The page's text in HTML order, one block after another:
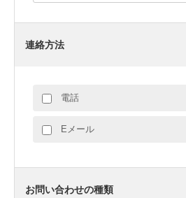
連絡方法
電話
Eメール
お問い合わせの種類